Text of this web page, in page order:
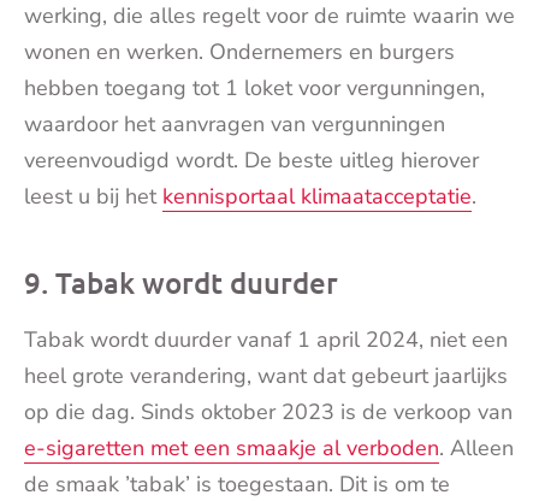
werking, die alles regelt voor de ruimte waarin we
wonen en werken. Ondernemers en burgers
hebben toegang tot 1 loket voor vergunningen,
waardoor het aanvragen van vergunningen
vereenvoudigd wordt. De beste uitleg hierover
leest u bij het kennisportaal klimaatacceptatie.
9. Tabak wordt duurder
Tabak wordt duurder vanaf 1 april 2024, niet een
heel grote verandering, want dat gebeurt jaarlijks
op die dag. Sinds oktober 2023 is de verkoop van
e-sigaretten met een smaakje al verboden. Alleen
de smaak ’tabak’ is toegestaan. Dit is om te